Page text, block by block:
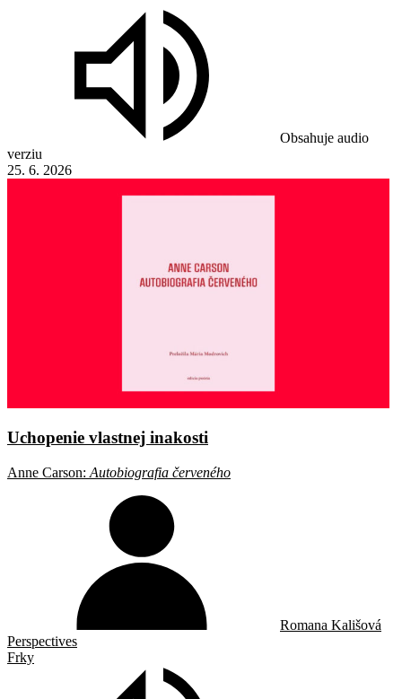
Obsahuje audio
verziu
25. 6. 2026
Uchopenie vlastnej inakosti
Anne Carson: Autobiografia červeného
Romana Kališová
Perspectives
Frky